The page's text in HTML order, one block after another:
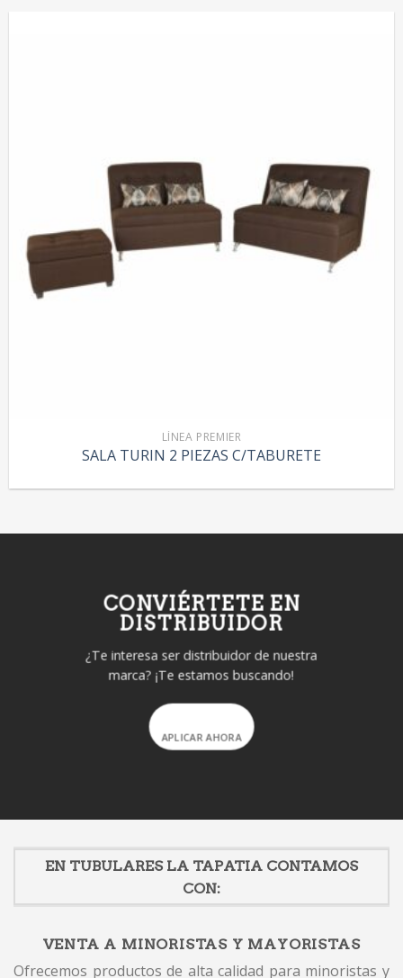
LÍNEA PREMIER
SALA TURIN 2 PIEZAS C/TABURETE
CONVIÉRTETE EN
DISTRIBUIDOR
¿Te interesa ser distribuidor de nuestra
marca? ¡Te estamos buscando!
APLICAR AHORA
EN TUBULARES LA TAPATIA CONTAMOS
CON:
VENTA A MINORISTAS Y MAYORISTAS
Ofrecemos productos de alta calidad para minoristas y